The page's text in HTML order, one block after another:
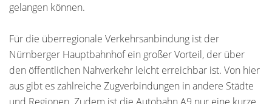
gelangen können.
Für die überregionale Verkehrsanbindung ist der
Nürnberger Hauptbahnhof ein großer Vorteil, der über
den öffentlichen Nahverkehr leicht erreichbar ist. Von hier
aus gibt es zahlreiche Zugverbindungen in andere Städte